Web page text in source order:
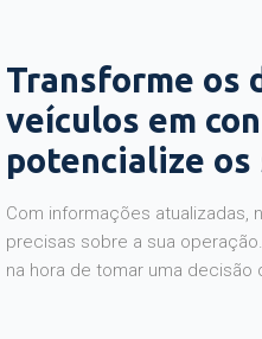
Transforme os
veículos em
potencialize
Com informações atualizadas,
precisas sobre a sua
na hora de tomar uma decisão